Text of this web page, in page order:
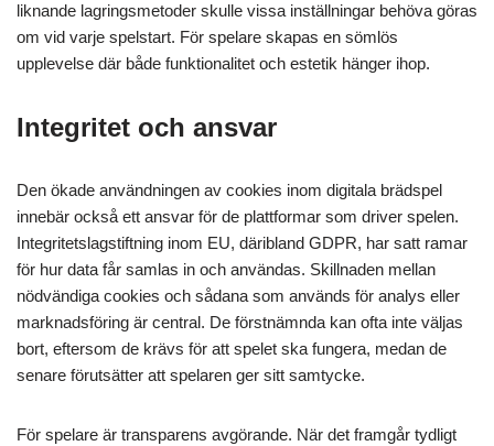
liknande lagringsmetoder skulle vissa inställningar behöva göras
om vid varje spelstart. För spelare skapas en sömlös
upplevelse där både funktionalitet och estetik hänger ihop.
Integritet och ansvar
Den ökade användningen av cookies inom digitala brädspel
innebär också ett ansvar för de plattformar som driver spelen.
Integritetslagstiftning inom EU, däribland GDPR, har satt ramar
för hur data får samlas in och användas. Skillnaden mellan
nödvändiga cookies och sådana som används för analys eller
marknadsföring är central. De förstnämnda kan ofta inte väljas
bort, eftersom de krävs för att spelet ska fungera, medan de
senare förutsätter att spelaren ger sitt samtycke.
För spelare är transparens avgörande. När det framgår tydligt